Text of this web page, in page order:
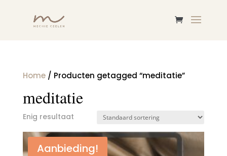
Home/ Producten getagged “meditatie”
meditatie
Enig resultaat
Aanbieding!